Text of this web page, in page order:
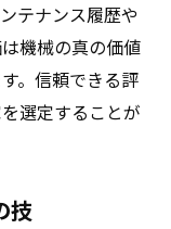
テナンス履歴や
機械の真の価値
。信頼できる評
選定することが
技